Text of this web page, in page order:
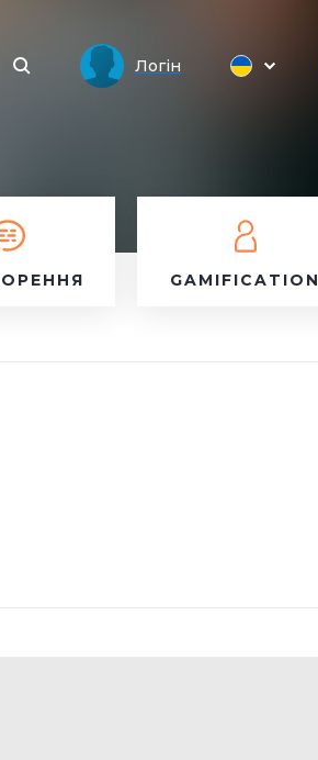
Логін
GAMIFICATION